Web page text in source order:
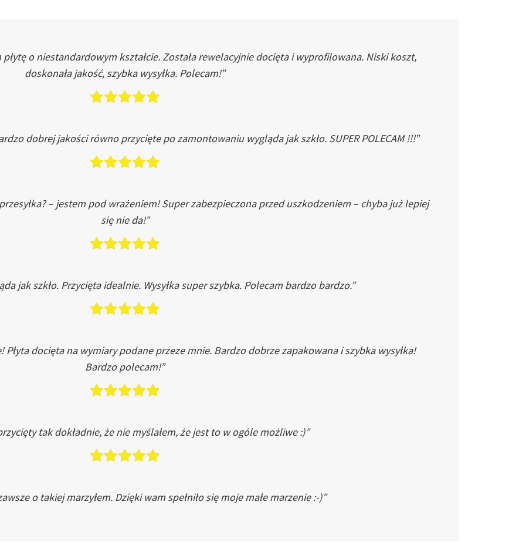
o niestandardowym kształcie. Została rewelacyjnie docięta i wyprofilowana. Niski koszt,
doskonała jakość, szybka wysyłka. Polecam!”
dobrej jakości równo przycięte po zamontowaniu wygląda jak szkło. SUPER POLECAM !!!”
– jestem pod wrażeniem! Super zabezpieczona przed uszkodzeniem – chyba już lepiej
się nie da!”
jak szkło. Przycięta idealnie. Wysyłka super szybka. Polecam bardzo bardzo.”
docięta na wymiary podane przeze mnie. Bardzo dobrze zapakowana i szybka wysyłka!
Bardzo polecam!”
tak dokładnie, że nie myślałem, że jest to w ogóle możliwe :)”
o takiej marzyłem. Dzięki wam spełniło się moje małe marzenie :-)”